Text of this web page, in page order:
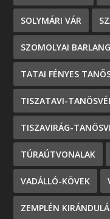
SOLYMÁRI VÁR
SZOMOLYAI
TATAI FÉNYES
TISZATAVI-
TISZAVIRÁG-
TÚRAÚTVONALAK
VADÁLLÓ-KÖVEK
ZEMPLÉN